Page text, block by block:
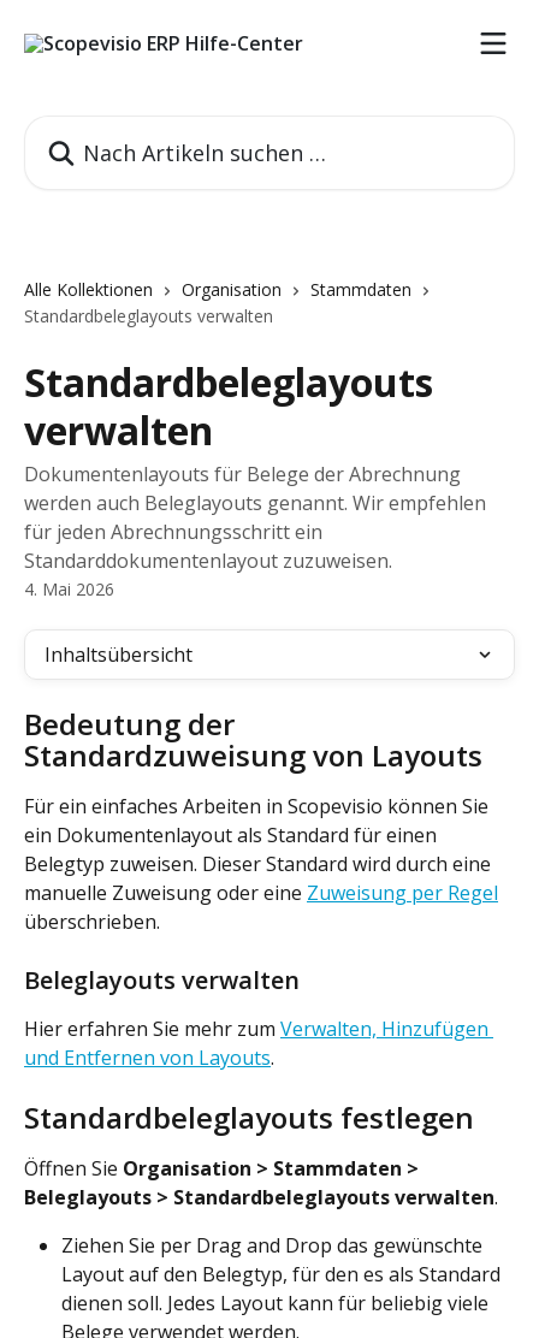
Alle Kollektionen Organisation
Stammdaten
Standardbeleglayouts verwalten
Standardbeleglayouts
verwalten
Dokumentenlayouts für Belege der Abrechnung
werden auch Beleglayouts genannt. Wir empfehlen
für jeden Abrechnungsschritt ein
Standarddokumentenlayout zuzuweisen.
4. Mai 2026
Inhaltsübersicht
Bedeutung der
Standardzuweisung von Layouts
Für ein einfaches Arbeiten in Scopevisio können Sie
ein Dokumentenlayout als Standard für einen
Belegtyp zuweisen. Dieser Standard wird durch eine
manuelle Zuweisung oder eine Zuweisung per Regel
überschrieben.
Beleglayouts verwalten
Hier erfahren Sie mehr zum Verwalten, Hinzufügen
und Entfernen von Layouts.
Standardbeleglayouts festlegen
Öffnen Sie Organisation > Stammdaten >
Beleglayouts > Standardbeleglayouts verwalten.
Ziehen Sie per Drag and Drop das gewünschte
Layout auf den Belegtyp, für den es als Standard
dienen soll. Jedes Layout kann für beliebig viele
Belege verwendet werden.